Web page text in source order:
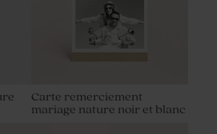
Carte remerciement
mariage nature noir et blanc